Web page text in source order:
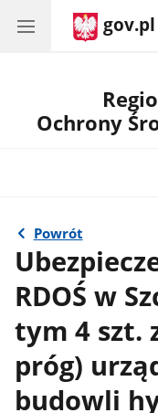
gov.pl
Ochrony
Powrót
RDOŚ w
tym 4 szt.
próg)
budowli